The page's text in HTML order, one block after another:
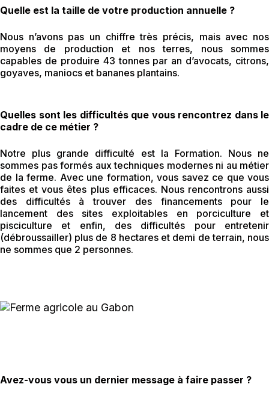
Quelle est la taille de votre production annuelle ?
Nous n’avons pas un chiffre très précis, mais avec nos
moyens de production et nos terres, nous sommes
capables de produire 43 tonnes par an d’avocats, citrons,
goyaves, maniocs et bananes plantains.
Quelles sont les difficultés que vous rencontrez dans le
cadre de ce métier ?
Notre plus grande difficulté est la Formation. Nous ne
sommes pas formés aux techniques modernes ni au métier
de la ferme. Avec une formation, vous savez ce que vous
faites et vous êtes plus efficaces. Nous rencontrons aussi
des difficultés à trouver des financements pour le
lancement des sites exploitables en porciculture et
pisciculture et enfin, des difficultés pour entretenir
(débroussailler) plus de 8 hectares et demi de terrain, nous
ne sommes que 2 personnes.
Avez-vous vous un dernier message à faire passer ?